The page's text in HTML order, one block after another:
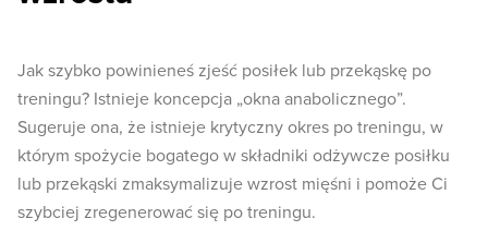
Jak szybko powinieneś zjeść posiłek lub przekąskę po
treningu? Istnieje koncepcja „okna anabolicznego”.
Sugeruje ona, że ​​istnieje krytyczny okres po treningu, w
którym spożycie bogatego w składniki odżywcze posiłku
lub przekąski zmaksymalizuje wzrost mięśni i pomoże Ci
szybciej zregenerować się po treningu.